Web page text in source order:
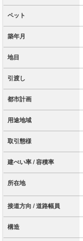
ペット
築年月
地目
引渡し
都市計画
用途地域
取引態様
建ぺい率 / 容積率
所在地
接道方向 / 道路幅員
構造